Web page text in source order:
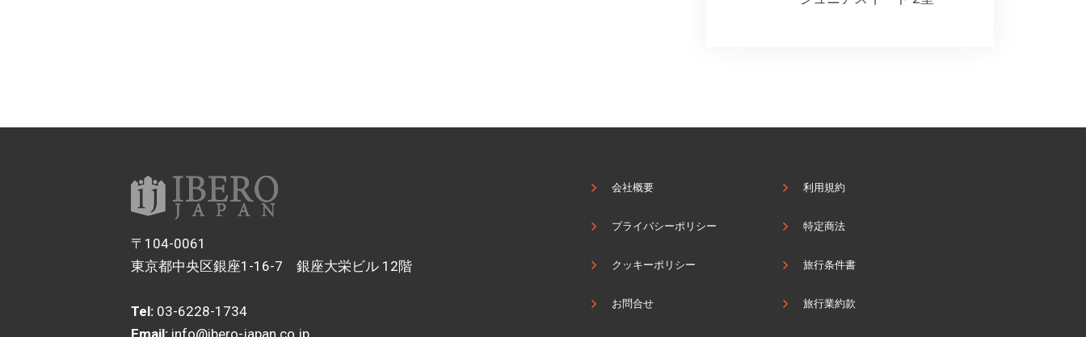
〒104-0061
東京都中央区銀座1-16-7 銀座大栄ビル 12階
Tel:03-6228-1734
Email:info@ibero-japan.co.jp
会社概要
プライバシーポリシー
クッキーポリシー
お問合せ
利用規約
特定商法
旅行条件書
旅行業約款